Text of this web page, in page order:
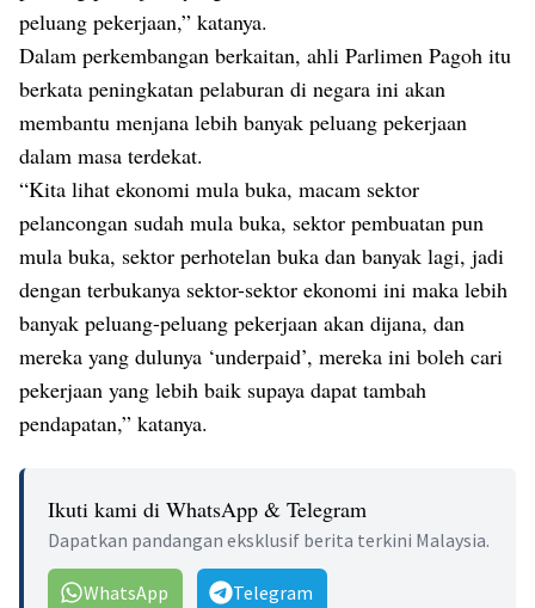
peluang pekerjaan,” katanya.
Dalam perkembangan berkaitan, ahli Parlimen Pagoh itu
berkata peningkatan pelaburan di negara ini akan
membantu menjana lebih banyak peluang pekerjaan
dalam masa terdekat.
“Kita lihat ekonomi mula buka, macam sektor
pelancongan sudah mula buka, sektor pembuatan pun
mula buka, sektor perhotelan buka dan banyak lagi, jadi
dengan terbukanya sektor-sektor ekonomi ini maka lebih
banyak peluang-peluang pekerjaan akan dijana, dan
mereka yang dulunya ‘underpaid’, mereka ini boleh cari
pekerjaan yang lebih baik supaya dapat tambah
pendapatan,” katanya.
Ikuti kami di WhatsApp & Telegram
Dapatkan pandangan eksklusif berita terkini Malaysia.
WhatsApp Telegram